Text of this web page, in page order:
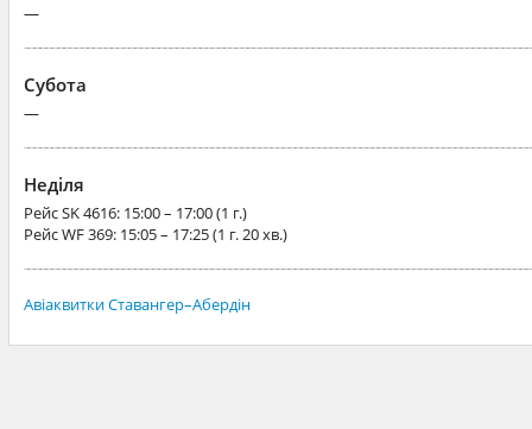
—
Субота
—
Неділя
РейсSK 4616: 15:00 – 17:00 (1 г.)
РейсWF 369: 15:05 – 17:25 (1 г. 20 хв.)
Авіаквитки Ставангер–Абердін